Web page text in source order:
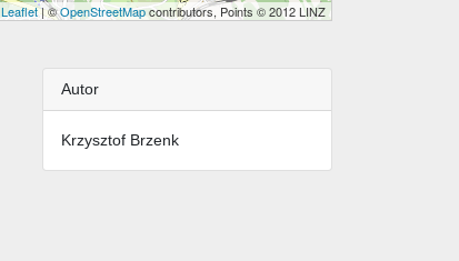
Leaflet| ©OpenStreetMapcontributors, Points © 2012 LINZ
Autor
Krzysztof Brzenk